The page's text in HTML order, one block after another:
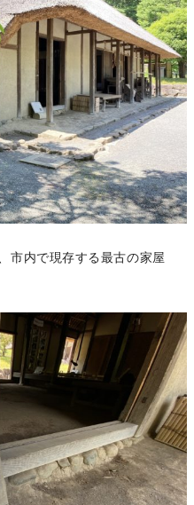
市内で現存する最古の家屋